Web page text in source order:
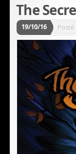
The
19/10/16 Posté